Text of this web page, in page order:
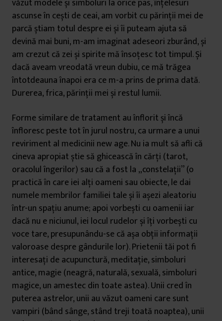
văzut modele și simboluri la orice pas, înțelesuri
ascunse în cești de ceai, am vorbit cu părinții mei de
parcă știam totul despre ei și îi puteam ajuta să
devină mai buni, m-am imaginat adeseori zburând, și
am crezut că zei și spirite mă însoțesc tot timpul. Și
dacă aveam vreodată vreun dubiu, ce mă trăgea
întotdeauna înapoi era ce m-a prins de prima dată.
Durerea, frica, părinții mei și restul lumii.
Forme similare de tratament au înflorit și încă
înfloresc peste tot în jurul nostru, ca urmare a unui
reviriment al medicinii new age. Nu ia mult să afli că
cineva apropiat știe să ghicească în cărți (tarot,
oracolul îngerilor) sau că a fost la „constelații” (o
practică în care iei alți oameni sau obiecte, le dai
numele membrilor familiei tale și îi așezi aleatoriu
într-un spațiu anume; apoi vorbești cu oamenii iar
dacă nu e niciunul, iei locul rudelor și îți vorbești cu
voce tare, presupunându-se că așa obții informații
valoroase despre gândurile lor). Prietenii tăi pot fi
interesați de acupunctură, meditație, simboluri
antice, magie (neagră, naturală, sexuală, simboluri
magice, un amestec din toate astea). Unii cred în
puterea astrelor, unii au văzut oameni care sunt
vampiri (bând sânge, stând treji toată noaptea), unii